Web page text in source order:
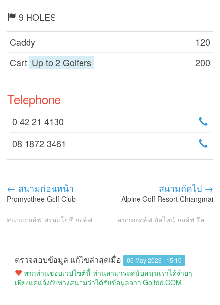
9 HOLES
Caddy
120
Cart Up to 2 Golfers 200
Telephone
0 42 21 4130
08 1872 3461
← สนามก่อนหน้า
Promyothee Golf Club
สนามกอล์ฟ พรหมโยธี กอล์ฟ คลับ
สนามถัดไป →
Alpine Golf Resort Chiangmai
สนามกอล์ฟ อัลไพน์ กอล์ฟ รีสอร์ท เชียงใหม่
ตรวจสอบข้อมูล แก้ไขล่าสุดเมื่อ 05 May 2026 - 15:10
หากท่านชอบเวปไซต์นี้ ท่านสามารถสนับสนุนเราได้ง่ายๆ
เพียงแค่แจ้งกับทางสนามว่าได้รับข้อมูลจาก Golfdd.COM